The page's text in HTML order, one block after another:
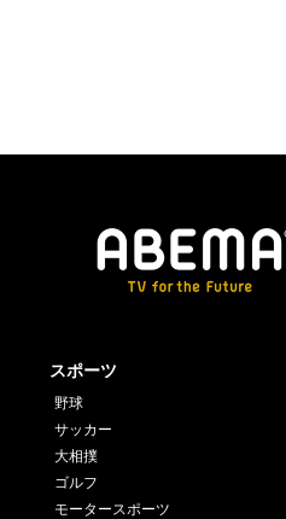
スポーツ
野球
サッカー
大相撲
ゴルフ
モータースポーツ